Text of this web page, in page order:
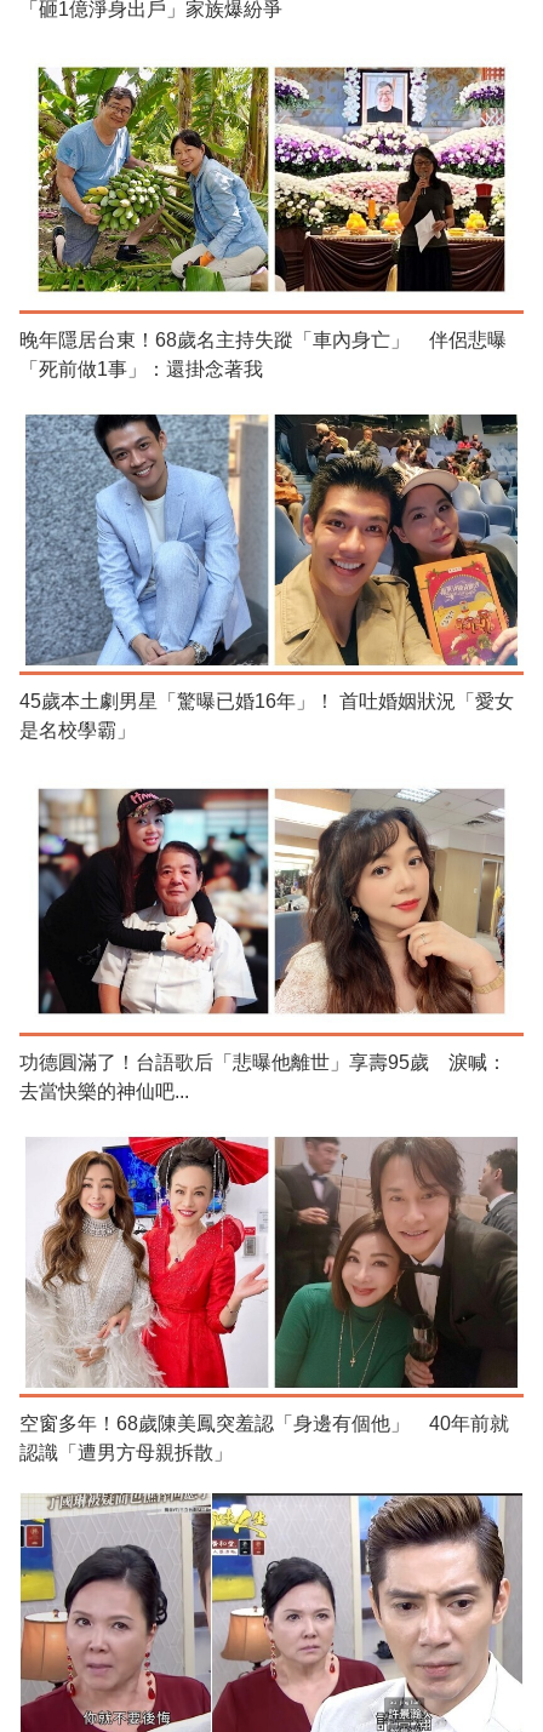
「砸1億淨身出戶」家族爆紛爭
晚年隱居台東！68歲名主持失蹤「車內身亡」 伴侶悲曝
「死前做1事」：還掛念著我
45歲本土劇男星「驚曝已婚16年」！ 首吐婚姻狀況「愛女
是名校學霸」
功德圓滿了！台語歌后「悲曝他離世」享壽95歲 淚喊：
去當快樂的神仙吧...
空窗多年！68歲陳美鳳突羞認「身邊有個他」 40年前就
認識「遭男方母親拆散」